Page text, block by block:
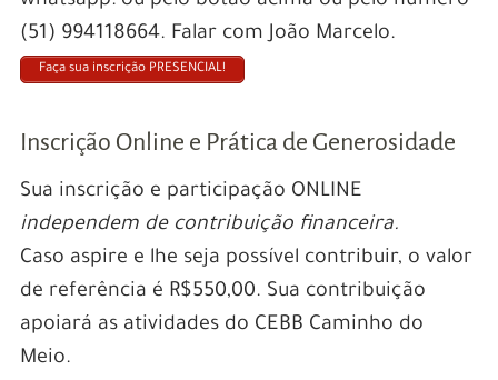
(51) 994118664. Falar com João Marcelo.
Faça sua inscrição PRESENCIAL!
Inscrição Online e Prática de Generosidade
Sua inscrição e participação ONLINE
independem de contribuição financeira.
Caso aspire e lhe seja possível contribuir, o valor
de referência é R$550,00. Sua contribuição
apoiará as atividades do CEBB Caminho do
Meio.